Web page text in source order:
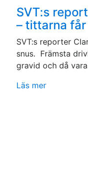
SVT:s
– tittarna
SVT:s reporter
snus. Främsta
gravid och då
Läs mer